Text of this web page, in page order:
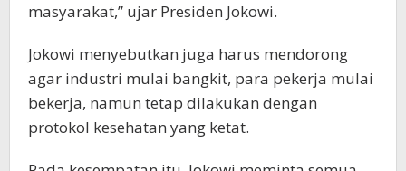
masyarakat,” ujar Presiden Jokowi.
Jokowi menyebutkan juga harus mendorong
agar industri mulai bangkit, para pekerja mulai
bekerja, namun tetap dilakukan dengan
protokol kesehatan yang ketat.